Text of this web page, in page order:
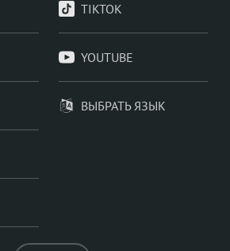
TIKTOK
YOUTUBE
ВЫБРАТЬ ЯЗЫК